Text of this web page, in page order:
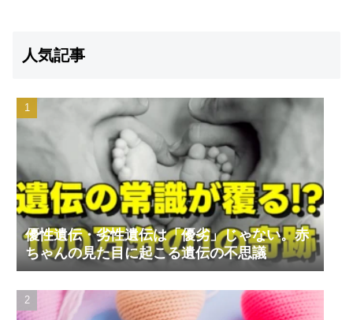
人気記事
優性遺伝・劣性遺伝は「優劣」じゃない。赤
ちゃんの見た目に起こる遺伝の不思議